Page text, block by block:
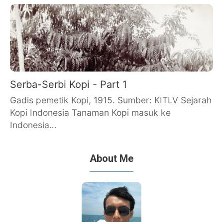
Serba-Serbi Kopi - Part 1
Gadis pemetik Kopi, 1915. Sumber: KITLV Sejarah
Kopi Indonesia Tanaman Kopi masuk ke
Indonesia…
About Me